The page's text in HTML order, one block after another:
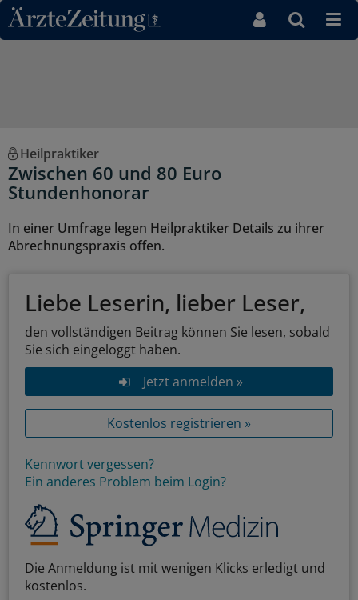
Direkt zum Inhaltsbereich
Heilpraktiker
Zwischen 60 und 80 Euro
Stundenhonorar
In einer Umfrage legen Heilpraktiker Details zu ihrer
Abrechnungspraxis offen.
Liebe Leserin, lieber Leser,
den vollständigen Beitrag können Sie lesen, sobald
Sie sich eingeloggt haben.
Jetzt anmelden »
Kostenlos registrieren »
Kennwort vergessen?
Ein anderes Problem beim Login?
Die Anmeldung ist mit wenigen Klicks erledigt und
kostenlos.